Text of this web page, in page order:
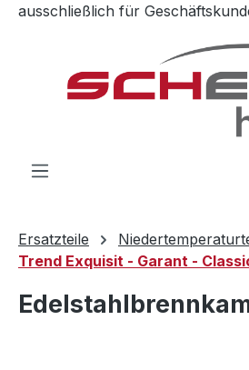
Zum Hauptinhalt springen
ausschließlich für
Ersatzteile
Trend Exquisit - Garant -